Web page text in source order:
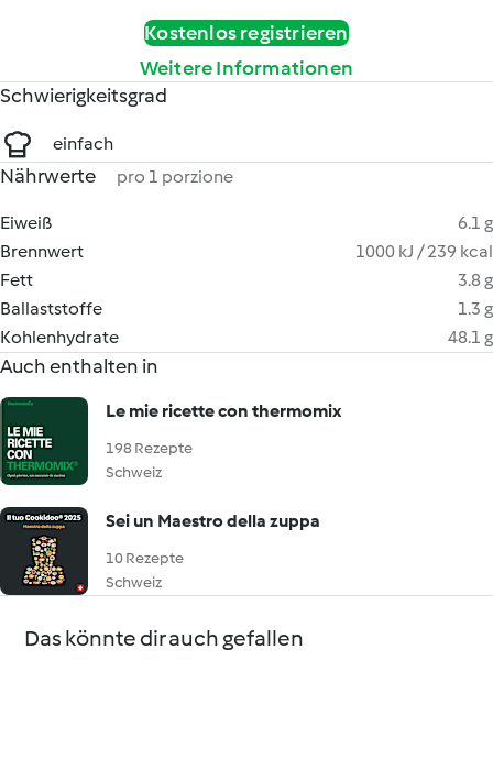
Kostenlos registrieren
Weitere Informationen
Schwierigkeitsgrad
einfach
Nährwerte pro 1 porzione
Eiweiß
6.1 g
Brennwert
1000 kJ / 239 kcal
Fett
3.8 g
Ballaststoffe
1.3 g
Kohlenhydrate
48.1 g
Auch enthalten in
Le mie ricette con thermomix
198 Rezepte
Schweiz
Sei un Maestro della zuppa
10 Rezepte
Schweiz
Das könnte dir auch gefallen